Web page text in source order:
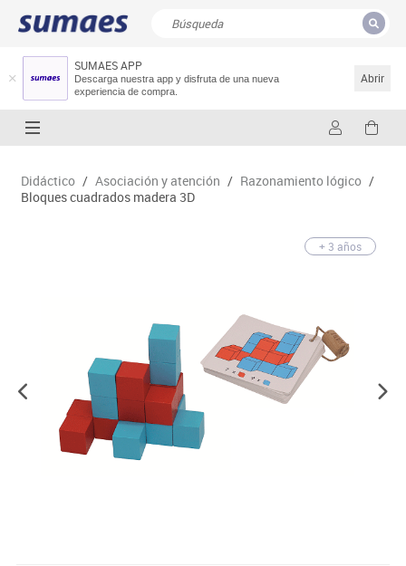
SUMAES APP
Descarga nuestra app y disfruta de una nueva
experiencia de compra.
Abrir
Resultados de la búsqueda
Didáctico / Asociación y atención / Razonamiento lógico /
Bloques cuadrados madera 3D
+ 3 años